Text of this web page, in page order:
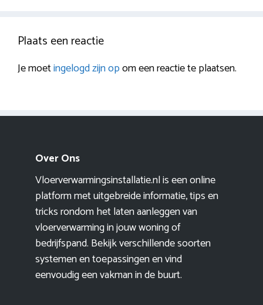
Plaats een reactie
Je moetingelogd zijn opom een reactie te plaatsen.
Over Ons
Vloerverwarmingsinstallatie.nl is een online
platform met uitgebreide informatie, tips en
tricks rondom het laten aanleggen van
vloerverwarming in jouw woning of
bedrijfspand. Bekijk verschillende soorten
systemen en toepassingen en vind
eenvoudig een vakman in de buurt.